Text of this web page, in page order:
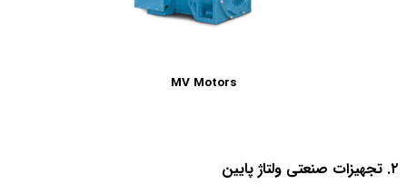
MV Motors
۲. تجهیزات صنعتی ولتاژ پایین